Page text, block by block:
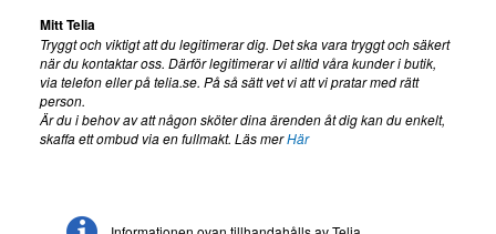
Mitt Telia
Tryggt och viktigt att du legitimerar dig. Det ska vara tryggt och säkert
när du kontaktar oss. Därför legitimerar vi alltid våra kunder i butik,
via telefon eller på telia.se. På så sätt vet vi att vi pratar med rätt
person.
Är du i behov av att någon sköter dina ärenden åt dig kan du enkelt,
skaffa ett ombud via en fullmakt. Läs merHär